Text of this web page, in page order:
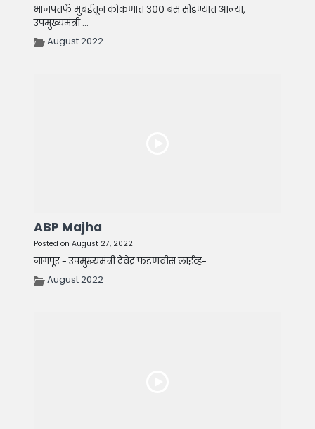
भाजपतर्फे मुंबईतून कोकणात ३०० बस सोडण्यात आल्या,
उपमुख्यमंत्री ...
August 2022
ABP Majha
Posted on August 27, 2022
नागपूर - उपमुख्यमंत्री देवेंद्र फडणवीस लाईव्ह-
August 2022